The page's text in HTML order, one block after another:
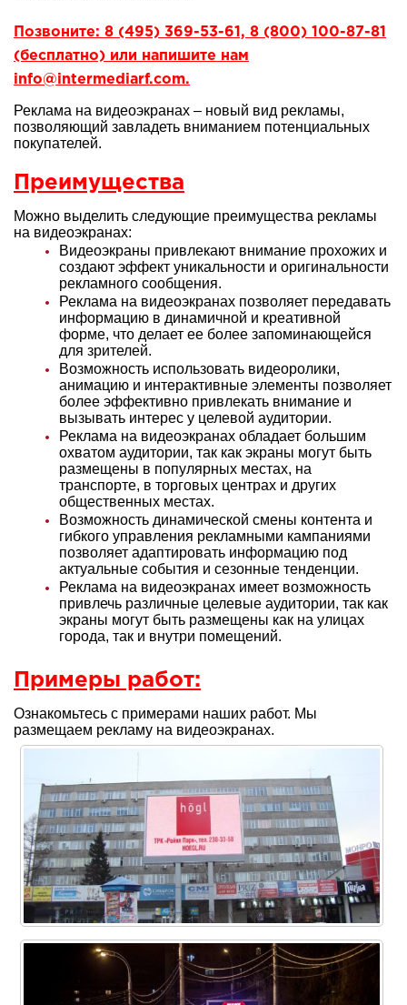
Позвоните: 8 (495) 369-53-61, 8 (800) 100-87-81
(бесплатно) или напишите нам
info@intermediarf.com.
Реклама на видеоэкранах – новый вид рекламы,
позволяющий завладеть вниманием потенциальных
покупателей.
Преимущества
Можно выделить следующие преимущества рекламы
на видеоэкранах:
Видеоэкраны привлекают внимание прохожих и
создают эффект уникальности и оригинальности
рекламного сообщения.
Реклама на видеоэкранах позволяет передавать
информацию в динамичной и креативной
форме, что делает ее более запоминающейся
для зрителей.
Возможность использовать видеоролики,
анимацию и интерактивные элементы позволяет
более эффективно привлекать внимание и
вызывать интерес у целевой аудитории.
Реклама на видеоэкранах обладает большим
охватом аудитории, так как экраны могут быть
размещены в популярных местах, на
транспорте, в торговых центрах и других
общественных местах.
Возможность динамической смены контента и
гибкого управления рекламными кампаниями
позволяет адаптировать информацию под
актуальные события и сезонные тенденции.
Реклама на видеоэкранах имеет возможность
привлечь различные целевые аудитории, так как
экраны могут быть размещены как на улицах
города, так и внутри помещений.
Примеры работ:
Ознакомьтесь с примерами наших работ. Мы
размещаем рекламу на видеоэкранах.